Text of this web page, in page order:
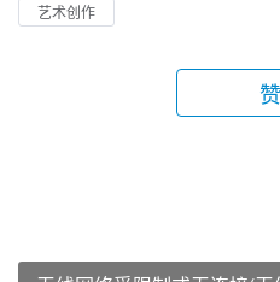
艺术创作
赞